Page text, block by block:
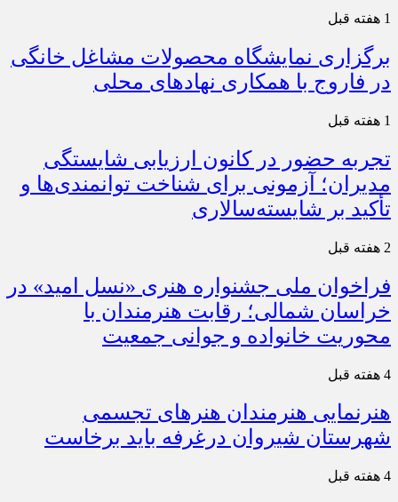
1 هفته قبل
برگزاری نمایشگاه محصولات مشاغل خانگی
در فاروج با همکاری نهادهای محلی
1 هفته قبل
تجربه حضور در کانون ارزیابی شایستگی
مدیران؛ آزمونی برای شناخت توانمندی‌ها و
تأکید بر شایسته‌سالاری
2 هفته قبل
فراخوان ملی جشنواره هنری «نسل امید» در
خراسان شمالی؛ رقابت هنرمندان با
محوریت خانواده و جوانی جمعیت
4 هفته قبل
هنرنمایی هنرمندان هنرهای تجسمی
شهرستان شیروان درغرفه باید برخاست
4 هفته قبل